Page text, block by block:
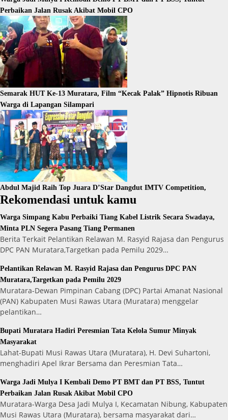
Perbaikan Jalan Rusak Akibat Mobil CPO
Semarak HUT Ke-13 Muratara, Film “Kecak Palak” Hipnotis Ribuan
Warga di Lapangan Silampari
Abdul Majid Raih Top Juara D’Star Dangdut IMTV Competition,
Rekomendasi untuk kamu
Warga Simpang Kabu Perbaiki Tiang Kabel Listrik Secara Swadaya,
Minta PLN Segera Pasang Tiang Permanen
Berita Terkait Pelantikan Relawan M. Rasyid Rajasa dan Pengurus
DPC PAN Muratara,Targetkan pada Pemilu 2029…
Pelantikan Relawan M. Rasyid Rajasa dan Pengurus DPC PAN
Muratara,Targetkan pada Pemilu 2029
Muratara-Dewan Pimpinan Cabang (DPC) Partai Amanat Nasional
(PAN) Kabupaten Musi Rawas Utara (Muratara) menggelar
pelantikan…
Bupati Muratara Hadiri Peresmian Tata Kelola Sumur Minyak
Masyarakat
Lahat-Bupati Musi Rawas Utara (Muratara), H. Devi Suhartoni,
menghadiri Apel Ikrar Bersama dan Peresmian Tata…
Warga Jadi Mulya I Kembali Demo PT BMT dan PT BSS, Tuntut
Perbaikan Jalan Rusak Akibat Mobil CPO
Muratara-Warga Desa Jadi Mulya I, Kecamatan Nibung, Kabupaten
Musi Rawas Utara (Muratara), bersama masyarakat dari…